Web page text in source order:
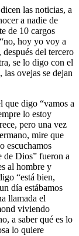
las noticias, a
a nadie de
de 10 cargos
hoy yo voy a
del tercero
se lo digo con el
las ovejas se dejan
que digo “vamos a
lo estoy
pero una vez
mire que
escuchamos
de Dios” fueron a
al hombre y
“está bien,
día estábamos
llamada el
viviendo
a saber qué es lo
lo quiere